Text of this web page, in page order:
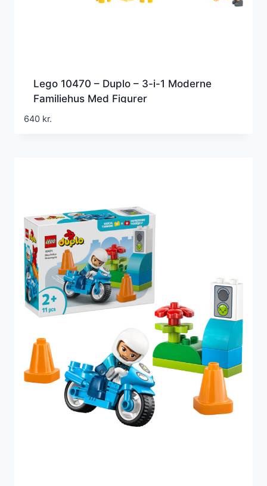
Lego 10470 – Duplo – 3-i-1 Moderne
Familiehus Med Figurer
640 kr.